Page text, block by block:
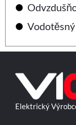
Elektrický